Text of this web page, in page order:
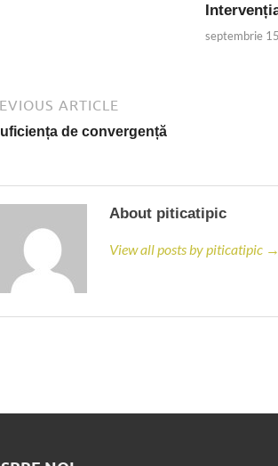
septembrie
ARTICLE
de convergență
About piticatipic
View all posts by piticatipic